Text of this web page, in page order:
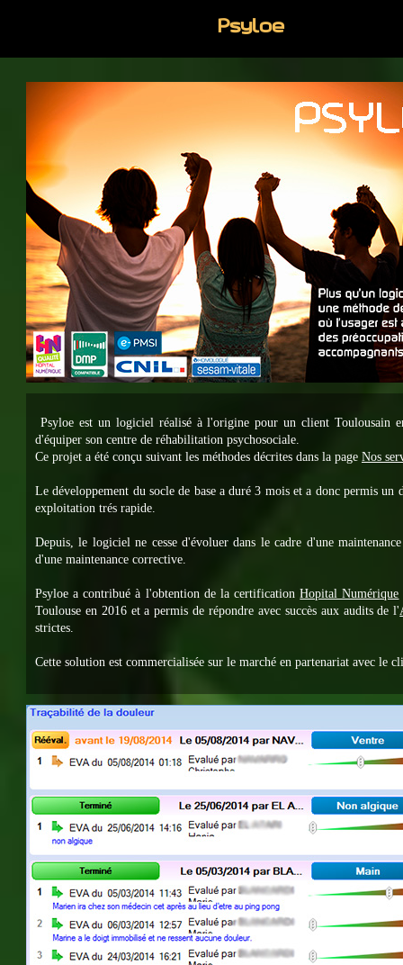
Psyloe
Psyloe est un logiciel réalisé à l'origine pour un client Toulousain
d'équiper son centre de réhabilitation psychosociale.
Ce projet a été conçu suivant les méthodes décrites dans la page Nos
Le développement du socle de base a duré 3 mois et a donc permis un
exploitation trés rapide.
Depuis, le logiciel ne cesse d'évoluer dans le cadre d'une
d'une maintenance corrective.
Psyloe a contribué à l'obtention de la certificationHopital Numérique
Toulouse en 2016 et a permis de répondre avec succès aux audits de l'
strictes.
Cette solution est commercialisée sur le marché en partenariat avec le